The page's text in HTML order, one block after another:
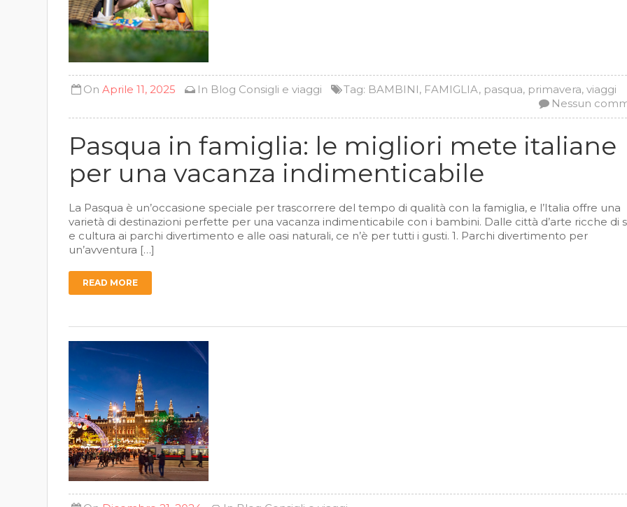
OnAprile 11, 2025 In Blog Consigli e viaggi Tag: BAMBINI, FAMIGLIA, pasqua, primavera,viaggi
Nessun
Pasqua in famiglia: le migliori mete italiane
per una vacanza indimenticabile
La Pasqua è un’occasione speciale per trascorrere del tempo di qualità con la famiglia, e l’Italia offre una
varietà di destinazioni perfette per una vacanza indimenticabile con i bambini. Dalle città d’arte ricche di
e cultura ai parchi divertimento e alle oasi naturali, ce n’è per tutti i gusti. 1. Parchi divertimento per
un’avventura […]
READ MORE